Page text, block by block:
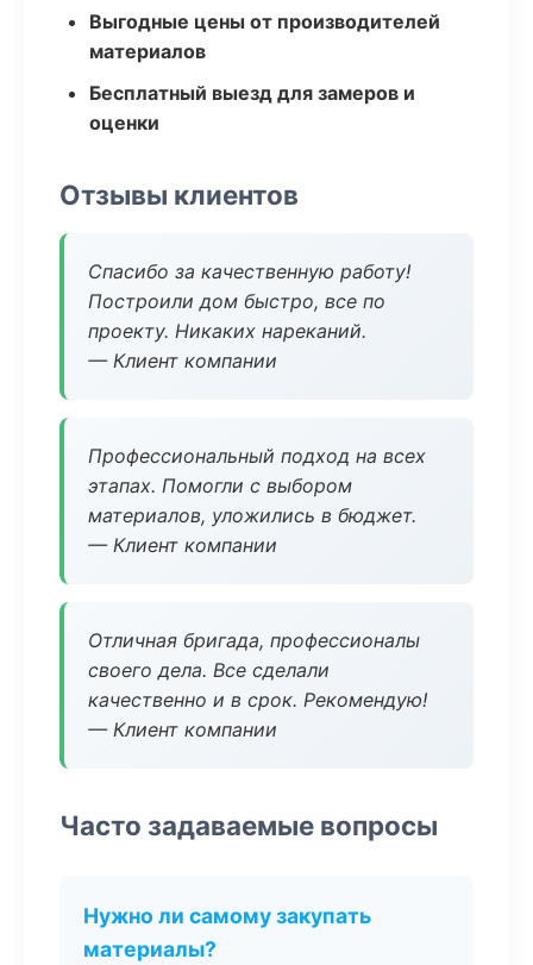
Выгодные цены от производителей
материалов
Бесплатный выезд для замеров и
оценки
Отзывы клиентов
Спасибо за качественную работу!
Построили дом быстро, все по
проекту. Никаких нареканий.
— Клиент компании
Профессиональный подход на всех
этапах. Помогли с выбором
материалов, уложились в бюджет.
— Клиент компании
Отличная бригада, профессионалы
своего дела. Все сделали
качественно и в срок. Рекомендую!
— Клиент компании
Часто задаваемые вопросы
Нужно ли самому закупать
материалы?